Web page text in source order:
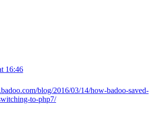
16:46
blog/2016/03/14/how-badoo-saved-
to-php7/